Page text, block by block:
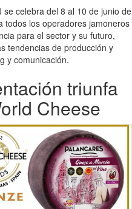
celebra del 8 al 10 de junio de
todos los operadores jamoneros
para el sector y su futuro,
tendencias de producción y
y comunicación.
triunfa
Cheese